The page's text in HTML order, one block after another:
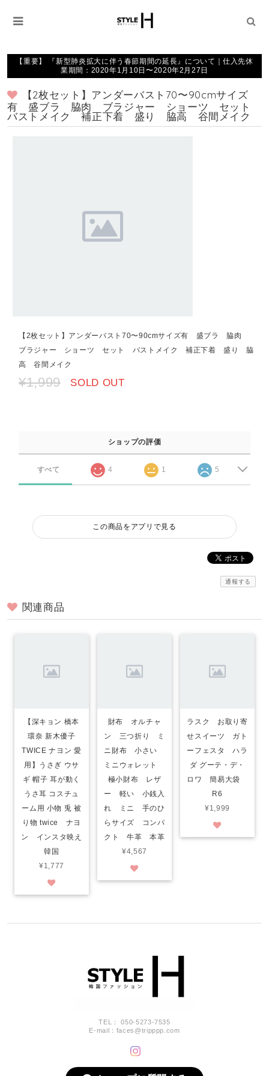
【重要】 『新型肺炎拡大に伴う春節期間の延長』について｜仕入先休
業期間：2020年1月10日〜2020年2月27日
【2枚セット】アンダーバスト70〜90cmサイズ
有 盛ブラ 脇肉 ブラジャー ショーツ セット
バストメイク 補正下着 盛り 脇高 谷間メイク
【2枚セット】アンダーバスト70〜90cmサイズ有 盛ブラ 脇肉
ブラジャー ショーツ セット バストメイク 補正下着 盛り 脇
高 谷間メイク
¥1,999 SOLD OUT
ショップの評価
すべて 4 1 5
この商品をアプリで見る
通報する
関連商品
【深キョン 橋本
環奈 新木優子
TWICE ナヨン 愛
用】うさぎ ウサ
ギ 帽子 耳が動く
うさ耳 コスチュ
ーム用 小物 兎 被
り物 twice ナヨ
ン インスタ映え
韓国
¥1,777
財布 オルチャ
ン 三つ折り ミ
ニ財布 小さい
ミニウォレット
極小財布 レザ
ー 軽い 小銭入
れ ミニ 手のひ
らサイズ コンパ
クト 牛革 本革
¥4,567
ラスク お取り寄
せスイーツ ガト
ーフェスタ ハラ
ダ グーテ・デ・
ロワ 簡易大袋
R6
¥1,999
TEL： 050-5273-7535
E-mail： faces@tripppp.com